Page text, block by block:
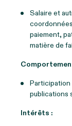
Salaire et
paiement,
matière de
Participation
publications
Intérêts :